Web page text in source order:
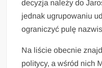
decyzja należy do
jednak ugrupowaniu
ograniczyć pulę
Na liście obecnie
politycy, a wśród nich